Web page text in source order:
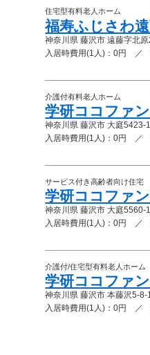
住宅型有料老人ホーム
福寿ふじさわ
神奈川県 藤沢市 遠藤字北
入居時費用(1人)：0円 ／
介護付有料老人ホーム
学研ココファ
神奈川県 藤沢市 大庭
入居時費用(1人)：0円 ／
サービス付き高齢者向け住宅
学研ココファ
神奈川県 藤沢市 大庭
入居時費用(1人)：0円 ／
介護付/住宅型有料老人ホーム
学研ココファ
神奈川県 藤沢市 本藤沢5-
入居時費用(1人)：0円 ／